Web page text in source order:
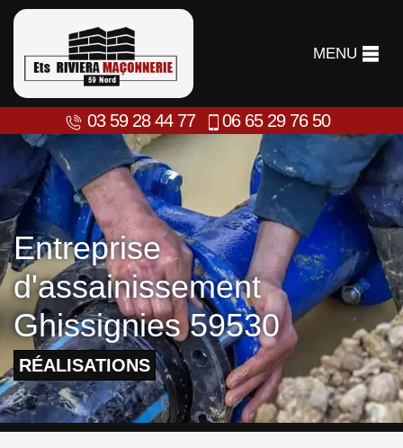
MENU
03 59 28 44 77 06 65 29 76 50
Entreprise
d'assainissement
Ghissignies 59530
RÉALISATIONS